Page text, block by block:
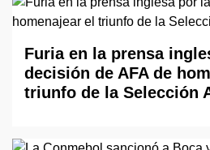
Furia en la prensa
decisión de AFA de
triunfo de la Selección